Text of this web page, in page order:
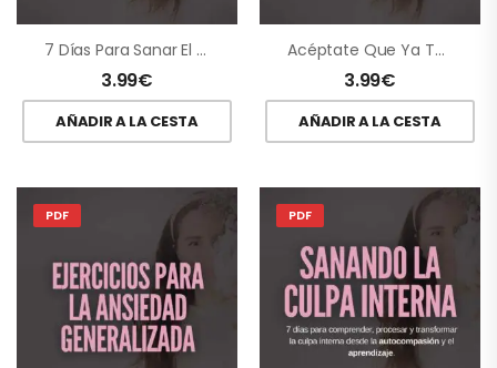
7 Días Para Sanar El Miedo A Enfermar
3.99€
AÑADIR A LA CESTA
Acéptate Que Ya Toca
3.99€
AÑADIR A LA CESTA
PDF PDF